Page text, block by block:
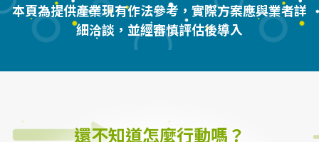
本頁為提供產業現有作法參考，實際方案應與業者詳
細洽談，並經審慎評估後導入
還不知道怎麼行動嗎？